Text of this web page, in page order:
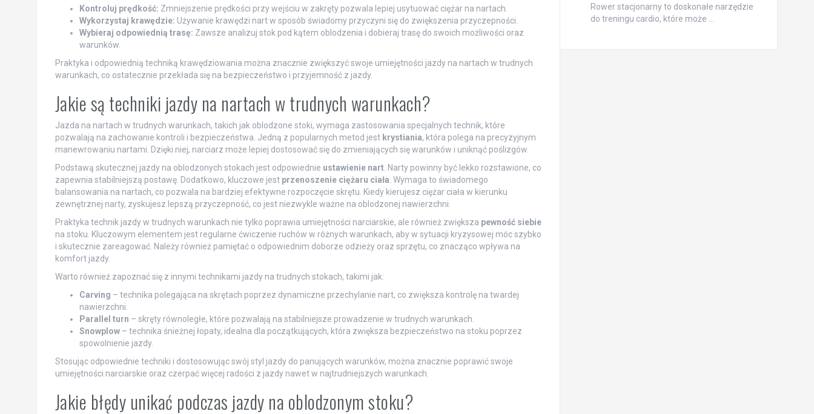
Kontroluj prędkość: Zmniejszenie prędkości przy wejściu w zakręty pozwala lepiej usytuować ciężar na nartach.
Wykorzystaj krawędzie: Używanie krawędzi nart w sposób świadomy przyczyni się do zwiększenia przyczepności.
Wybieraj odpowiednią trasę: Zawsze analizuj stok pod kątem oblodzenia i dobieraj trasę do swoich możliwości oraz
warunków.
Praktyka i odpowiednią techniką krawędziowania można znacznie zwiększyć swoje umiejętności jazdy na nartach w trudnych
warunkach, co ostatecznie przekłada się na bezpieczeństwo i przyjemność z jazdy.
Jakie są techniki jazdy na nartach w trudnych warunkach?
Jazda na nartach w trudnych warunkach, takich jak oblodzone stoki, wymaga zastosowania specjalnych technik, które
pozwalają na zachowanie kontroli i bezpieczeństwa. Jedną z popularnych metod jest krystiania, która polega na precyzyjnym
manewrowaniu nartami. Dzięki niej, narciarz może lepiej dostosować się do zmieniających się warunków i uniknąć poślizgów.
Podstawą skutecznej jazdy na oblodzonych stokach jest odpowiednie ustawienie nart. Narty powinny być lekko rozstawione, co
zapewnia stabilniejszą postawę. Dodatkowo, kluczowe jest przenoszenie ciężaru ciała . Wymaga to świadomego
balansowania na nartach, co pozwala na bardziej efektywne rozpoczęcie skrętu. Kiedy kierujesz ciężar ciała w kierunku
zewnętrznej narty, zyskujesz lepszą przyczepność, co jest niezwykle ważne na oblodzonej nawierzchni.
Praktyka technik jazdy w trudnych warunkach nie tylko poprawia umiejętności narciarskie, ale również zwiększa pewność siebie
na stoku. Kluczowym elementem jest regularne ćwiczenie ruchów w różnych warunkach, aby w sytuacji kryzysowej móc szybko
i skutecznie zareagować. Należy również pamiętać o odpowiednim doborze odzieży oraz sprzętu, co znacząco wpływa na
komfort jazdy.
Warto również zapoznać się z innymi technikami jazdy na trudnych stokach, takimi jak:
Carving – technika polegająca na skrętach poprzez dynamiczne przechylanie nart, co zwiększa kontrolę na twardej
nawierzchni.
Parallel turn – skręty równoległe, które pozwalają na stabilniejsze prowadzenie w trudnych warunkach.
Snowplow– technika śnieżnej łopaty, idealna dla początkujących, która zwiększa bezpieczeństwo na stoku poprzez
spowolnienie jazdy.
Stosując odpowiednie techniki i dostosowując swój styl jazdy do panujących warunków, można znacznie poprawić swoje
umiejętności narciarskie oraz czerpać więcej radości z jazdy nawet w najtrudniejszych warunkach.
Jakie błędy unikać podczas jazdy na oblodzonym stoku?
Rower stacjonarny to doskonałe narzędzie
do treningu cardio, które może …